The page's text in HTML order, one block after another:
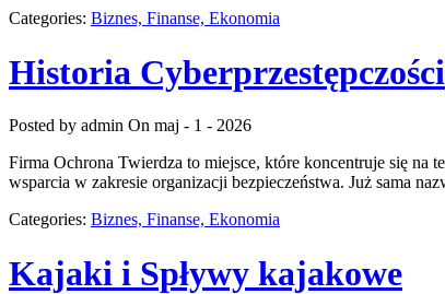
Categories: Biznes, Finanse, Ekonomia
Historia Cyberprzestępczości
Posted by admin On maj - 1 - 2026
Firma Ochrona Twierdza to miejsce, które koncentruje się na
wsparcia w zakresie organizacji bezpieczeństwa. Już sama
Categories: Biznes, Finanse, Ekonomia
Kajaki i Spływy kajakowe